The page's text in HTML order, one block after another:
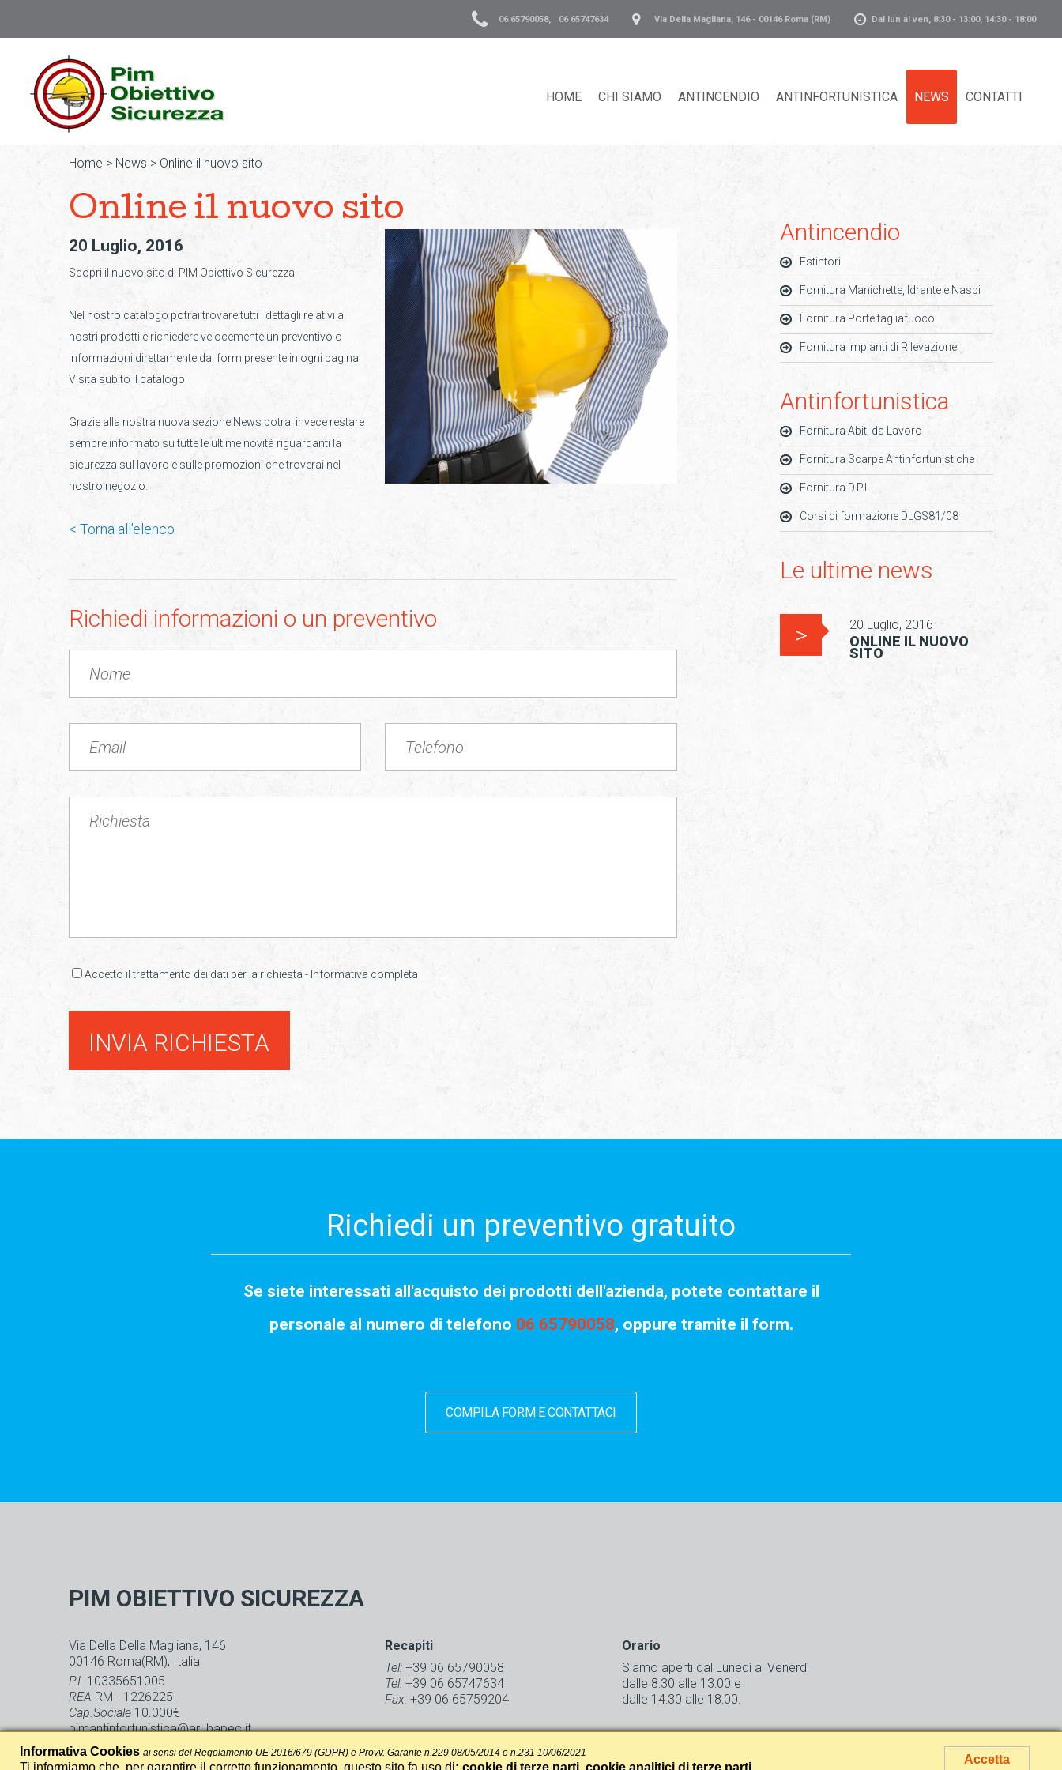
06 65790058, 06 65747634 Via Della Magliana, 146 - 00146 Roma (RM) Dal lun al ven, 8:30 - 13:00, 14:30 - 18:00
HOME CHI SIAMO ANTINCENDIO ANTINFORTUNISTICA NEWS CONTATTI
Home > News > Online il nuovo sito
Online il nuovo sito
20 Luglio, 2016
Scopri il nuovo sito di PIM Obiettivo Sicurezza.
Nel nostro catalogo potrai trovare tutti i dettagli relativi ai
nostri prodotti e richiedere velocemente un preventivo o
informazioni direttamente dal form presente in ogni pagina.
Visita subito il catalogo
Grazie alla nostra nuova sezione News potrai invece restare
sempre informato su tutte le ultime novità riguardanti la
sicurezza sul lavoro e sulle promozioni che troverai nel
nostro negozio.
< Torna all'elenco
Richiedi informazioni o un preventivo
Accetto il trattamento dei dati per la richiesta - Informativa completa
INVIA RICHIESTA
Antincendio
Estintori
Fornitura Manichette, Idrante e Naspi
Fornitura Porte tagliafuoco
Fornitura Impianti di Rilevazione
Antinfortunistica
Fornitura Abiti da Lavoro
Fornitura Scarpe Antinfortunistiche
Fornitura D.P.I.
Corsi di formazione DLGS81/08
Le ultime news
20 Luglio, 2016
ONLINE IL NUOVO
SITO
Richiedi un preventivo gratuito
Se siete interessati all'acquisto dei prodotti dell'azienda, potete contattare il
personale al numero di telefono 06 65790058, oppure tramite il form.
COMPILA FORM E CONTATTACI
PIM OBIETTIVO SICUREZZA
Via Della Della Magliana, 146
00146 Roma(RM), Italia
P.I. 10335651005
REA RM - 1226225
Cap.Sociale 10.000€
pimantinfortunistica@arubapec.it
Recapiti
Tel: +39 06 65790058
Tel: +39 06 65747634
Fax: +39 06 65759204
Orario
Siamo aperti dal Lunedì al Venerdì
dalle 8:30 alle 13:00 e
dalle 14:30 alle 18:00.
Accetta
Informativa Cookies ai sensi del Regolamento UE 2016/679 (GDPR) e Provv. Garante n.229 08/05/2014 e n.231 10/06/2021
Ti informiamo che, per garantire il corretto funzionamento, questo sito fa uso di: cookie di terze parti, cookie analitici di terze parti